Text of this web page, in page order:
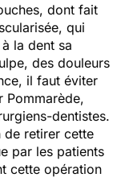
dont fait
qui
la dent sa
des douleurs
il faut éviter
Pommarède,
dentistes.
de retirer cette
par les patients
cette opération